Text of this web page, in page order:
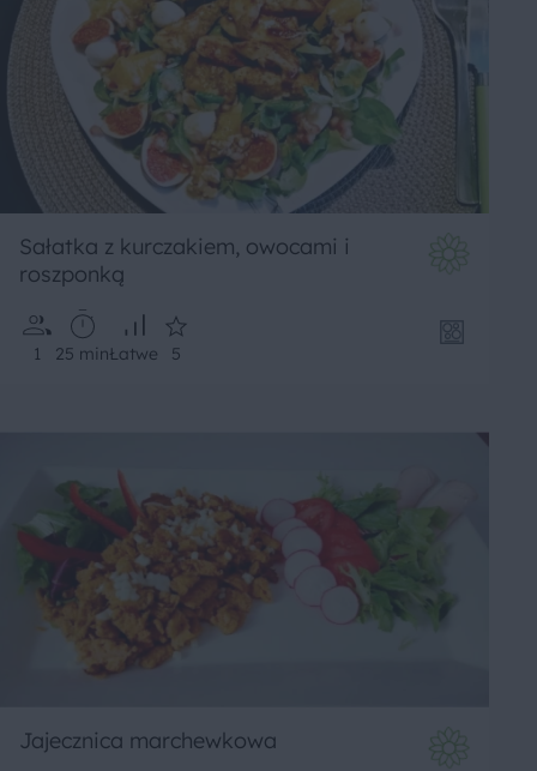
Sałatka z kurczakiem, owocami i
roszponką
1 25 minŁatwe 5
Jajecznica marchewkowa